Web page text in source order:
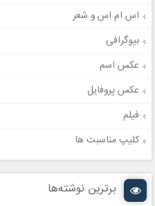
اس ام اس و شعر
بیوگرافی
عکس اسم
عکس پروفایل
فیلم
کلیپ مناسبت ها
برترین نوشته‌ها